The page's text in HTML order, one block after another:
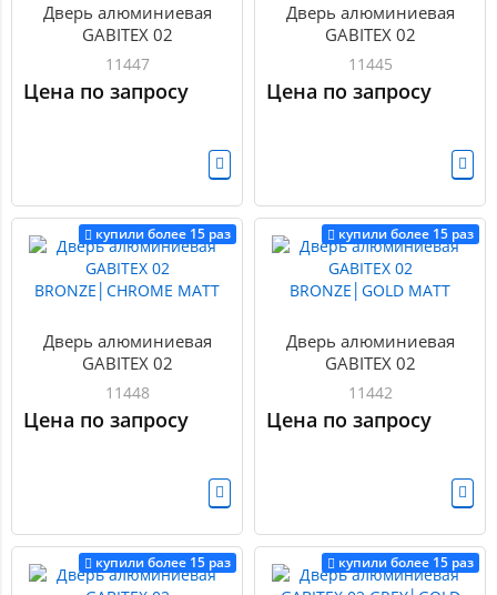
Дверь алюминиевая
GABITEX 02
BIANCO│GOLD MATT
11447
Цена по запросу
Дверь алюминиевая
GABITEX 02
BRONZE│BLACK EDITION
11445
Цена по запросу
купили более 15 раз
Дверь алюминиевая
GABITEX 02
BRONZE│CHROME MATT
11448
Цена по запросу
купили более 15 раз
Дверь алюминиевая
GABITEX 02
BRONZE│GOLD MATT
11442
Цена по запросу
купили более 15 раз купили более 15 раз